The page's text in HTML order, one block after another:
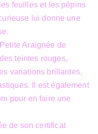
feuilles et les pépins
lui donne une
Araignée de
teintes rouges,
variations brillantes,
Il est également
pour en faire une
de son certificat